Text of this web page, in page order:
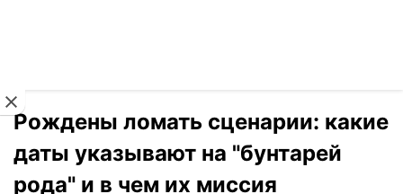
Рождены ломать сценарии: какие
даты указывают на "бунтарей
рода" и в чем их миссия